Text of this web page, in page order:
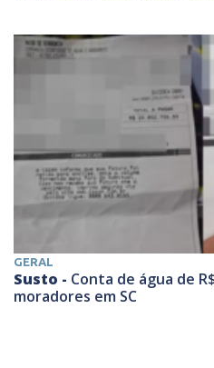
GERAL
Susto - Conta de água de
moradores em SC